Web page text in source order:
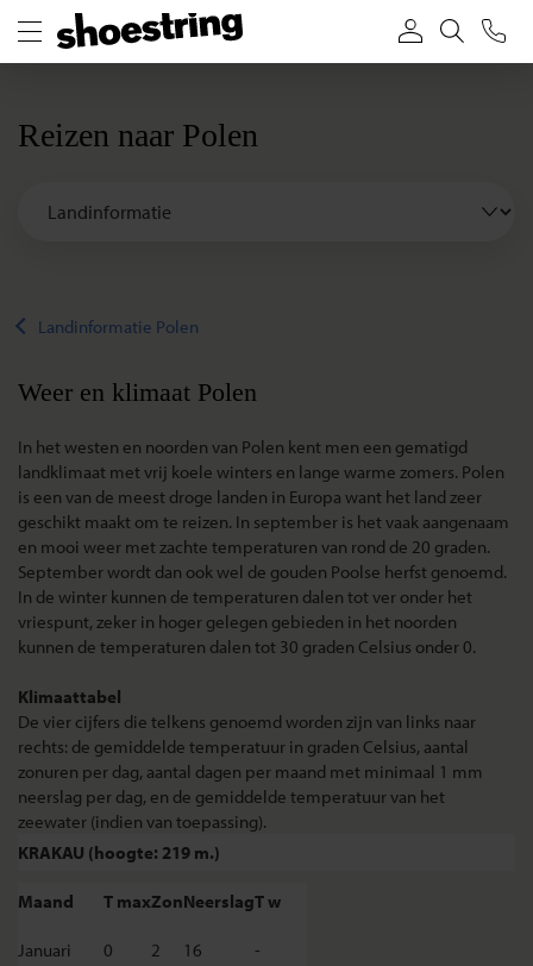
Reizen naar Polen
Landinformatie Polen
Weer en klimaat Polen
In het westen en noorden van Polen kent men een gematigd
landklimaat met vrij koele winters en lange warme zomers. Polen
is een van de meest droge landen in Europa want het land zeer
geschikt maakt om te reizen. In september is het vaak aangenaam
en mooi weer met zachte temperaturen van rond de 20 graden.
September wordt dan ook wel de gouden Poolse herfst genoemd.
In de winter kunnen de temperaturen dalen tot ver onder het
vriespunt, zeker in hoger gelegen gebieden in het noorden
kunnen de temperaturen dalen tot 30 graden Celsius onder 0.
Klimaattabel
De vier cijfers die telkens genoemd worden zijn van links naar
rechts: de gemiddelde temperatuur in graden Celsius, aantal
zonuren per dag, aantal dagen per maand met minimaal 1 mm
neerslag per dag, en de gemiddelde temperatuur van het
zeewater (indien van toepassing).
KRAKAU (hoogte: 219 m.)
Maand T maxZonNeerslagT w
Januari 0 2 16 -